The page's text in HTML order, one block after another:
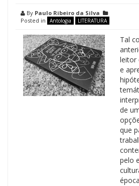
By Paulo Ribeiro da Silva
Posted in
Antologia LITERATURA
Tal
leitor
e
de
que
pelo